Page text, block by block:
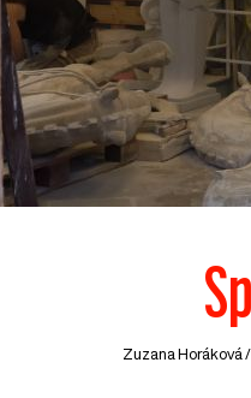
Zuzana Horáková /